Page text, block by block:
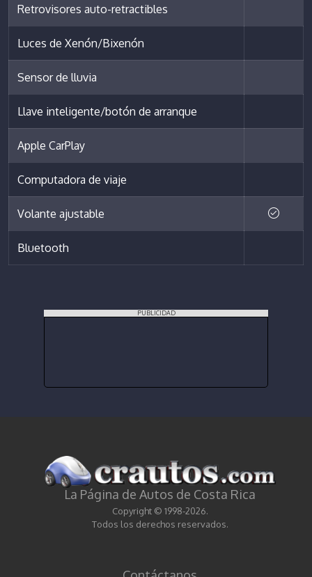
Retrovisores auto-retractibles
Luces de Xenón/Bixenón
Sensor de lluvia
Llave inteligente/botón de arranque
Apple CarPlay
Computadora de viaje
Volante ajustable
Bluetooth
PUBLICIDAD
La Página de Autos de Costa Rica
Copyright © 1998-2026.
Todos los derechos reservados.